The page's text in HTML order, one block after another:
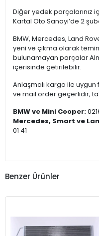
Diğer yedek parçalarınız
Kartal Oto Sanayi’de 2
BMW, Mercedes, Land
yeni ve çıkma olarak
bulunamayan parçalar
içerisinde getirilebilir.
Anlaşmalı kargo ile uygun
ve mail order geçerlidir,
BMW ve Mini Cooper:
Mercedes, Smart ve
01 41
Benzer Ürünler